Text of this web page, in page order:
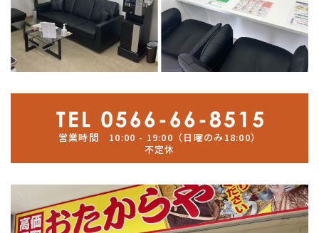
営業時間 10:00 - 19:00（日曜のみ18:00）
不定休